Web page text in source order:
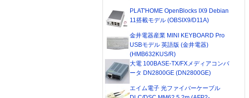
PLAT'HOME OpenBlocks IX9 Debian
11搭載モデル (OBSIX9/D11A)
金井電器産業 MINI KEYBOARD Pro
USBモデル 英語版 (金井電器)
(HMB632KUS/R)
大電 100BASE-TX/FXメディアコンバ
ータ DN2800GE (DN2800GE)
エイム電子 光ファイバーケーブル